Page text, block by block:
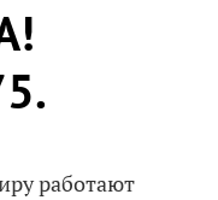
работают